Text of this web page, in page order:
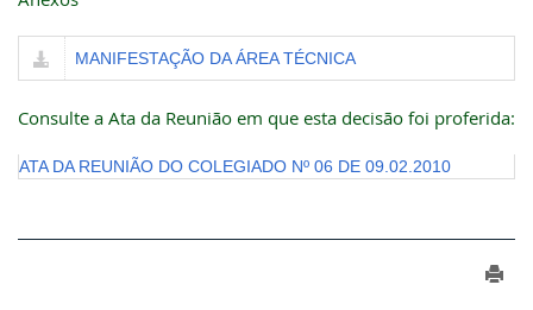
MANIFESTAÇÃO DA ÁREA TÉCNICA
Consulte a Ata da Reunião em que esta decisão foi proferida:
ATA DA REUNIÃO DO COLEGIADO Nº 06 DE 09.02.2010